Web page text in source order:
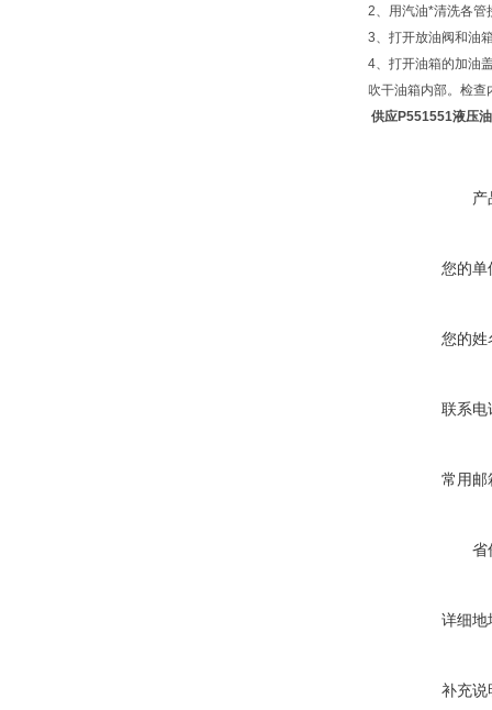
2、用汽油*清洗各管
3、打开放油阀和油
4、打开油箱的加油
吹干油箱内部。检
供应P551551液压
产
您的单
您的姓
联系电
常用邮
省
详细地
补充说